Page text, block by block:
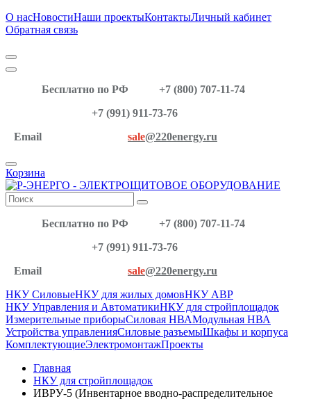
О насНовостиНаши проектыКонтактыЛичный кабинет
Обратная связь
Бесплатно по РФ
+7 (800) 707-11-74
+7 (991) 911-73-76
Email
sale@220energy.ru
Корзина
Бесплатно по РФ
+7 (800) 707-11-74
+7 (991) 911-73-76
Email
sale@220energy.ru
НКУ СиловыеНКУ для жилых домовНКУ АВР
НКУ Управления и АвтоматикиНКУ для стройплощадок
Измерительные приборыСиловая НВАМодульная НВА
Устройства управленияСиловые разъемыШкафы и корпуса
КомплектующиеЭлектромонтажПроекты
Главная
НКУ для стройплощадок
ИВРУ-5 (Инвентарное вводно-распределительное